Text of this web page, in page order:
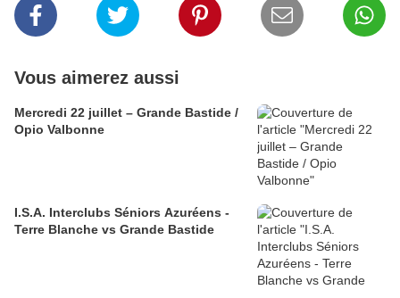
Vous aimerez aussi
Mercredi 22 juillet – Grande Bastide /
Opio Valbonne
I.S.A. Interclubs Séniors Azuréens -
Terre Blanche vs Grande Bastide